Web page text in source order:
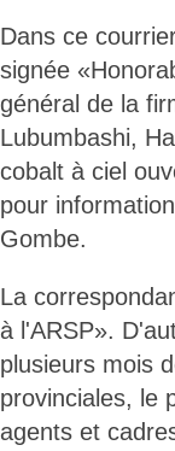
Dans ce
signée
général de la
Lubumbashi,
cobalt à ciel
pour
Gombe.
La
à l'ARSP».
plusieurs mois
provinciales, le
agents et